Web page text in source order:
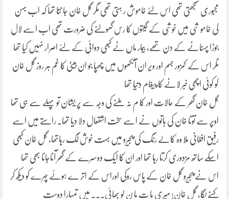
مجبوری سمجھتی تھی اس لئے خاموش ر ہتی تھی مگر گل خان جا نتا تھا کہ اب بہن
کی خامو شی میں خوشی کے گیتوں کا رس گھولنے کی ضرورت تھی اب اسے لال
جوڑا پہنانے کے دن تھے، بیمار ماں نے کبھی دوائی کے لئے اصرار نہیں کیا تھا
مگر اس کے کمزور جسم اور ویر ان آنکھوں میں چھپا جو ان بیٹی کا غم ہر روز گل خان
کو کوئی اچھی خبر لانے کا پیغام دتیا تھا
گل خان گھر کے حالات اور کا م نہ ملنے کی وجہ سے پر یشان تو پہلے سے ہی تھا
اوپر سے توتا خان کی باتوں نے اسے سخت اشتعال دلا دیا تھا۔ راستے میں اسے
رفیق افغانی ملا وہ کالے رنگ کی پجیرو میں بہت خوش لگ رہاتھا، گل خان کبھی
اسکے ساتھ مزدوری کرتا رہا تھا اور ان کا ایک دوسرے کے گھر آناجانا بھی تھا
اس نے پجیرو گل خان کے پاس روکی اوراس کے اتر ے ہوئے چہرے کو دیکھ کر
کہنے لگا، گل خان! میری با ت ما ن لو بھائی۔۔۔ میں تمہارا دوست